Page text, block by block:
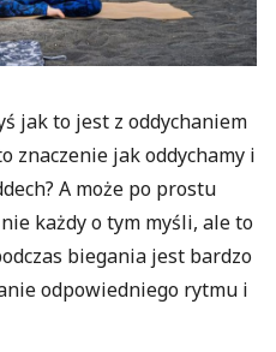
jak to jest z oddychaniem
znaczenie jak oddychamy i
A może po prostu
każdy o tym myśli, ale to
biegania jest bardzo
odpowiedniego rytmu i